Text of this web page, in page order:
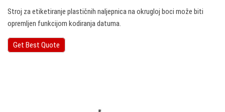
Stroj za etiketiranje plastičnih naljepnica na okrugloj boci može biti
opremljen funkcijom kodiranja datuma.
Get Best Quote